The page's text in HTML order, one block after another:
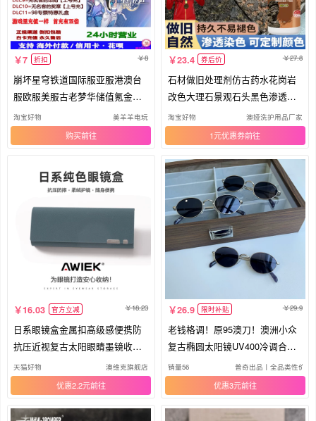
7 折扣 8
崩坏星穹铁道国际服亚服港澳台
服欧服美服古老梦华储值氪金直
充
淘宝好物 美羊羊电玩
购买
23.4 券后价 27.8
石材做旧处理剂仿古药水花岗岩
改色大理石景观石头黑色渗透染
色漆
淘宝好物 澳娅洗护用品厂家
1元优惠券
16.03 官方立减 18.23
日系眼镜盒金属扣高级感便携防
抗压近视复古太阳眼睛墨镜收纳
女男
天猫好物 澳维克旗舰店
优惠2.2元
26.9 限时补贴 29.9
老钱格调！原95澳刀！澳洲小众
复古椭圆太阳镜UV400冷调合金
墨镜
销量56 普奇出品丨全品类性价比
优惠3元